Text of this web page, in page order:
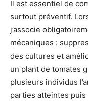
Il est essentiel de
surtout préventif.
j’associe
mécaniques :
des cultures et
un plant de tomates
plusieurs individus
parties atteintes